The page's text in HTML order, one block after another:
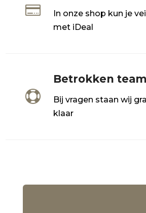

In onze shop kun je
met iDeal

Betrokken team
Bij vragen staan wij
klaar